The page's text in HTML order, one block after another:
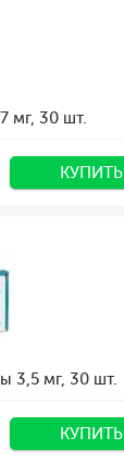
мг, 30 шт.
КУПИТЬ
3,5 мг, 30 шт.
КУПИТЬ